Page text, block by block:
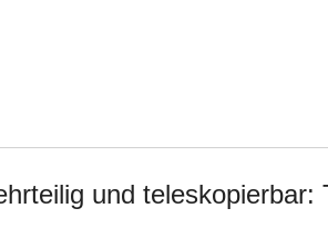
und teleskopierbar: